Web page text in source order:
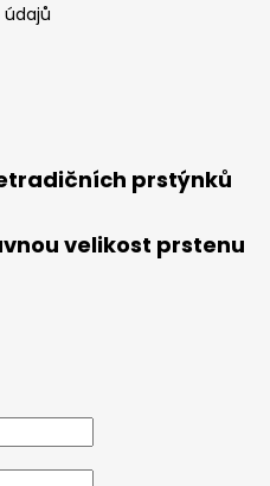
prstýnků
velikost prstenu